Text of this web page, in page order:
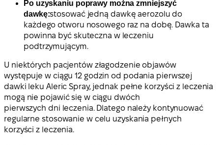
Po uzyskaniu poprawy można zmniejszyć
dawkę:stosować jedną dawkę aerozolu do
każdego otworu nosowego raz na dobę. Dawka ta
powinna być skuteczna w leczeniu
podtrzymującym.
U niektórych pacjentów złagodzenie objawów
występuje w ciągu 12 godzin od podania pierwszej
dawki leku Aleric Spray, jednak pełne korzyści z leczenia
mogą nie pojawić się w ciągu dwóch
pierwszych dni leczenia. Dlatego należy kontynuować
regularne stosowanie w celu uzyskania pełnych
korzyści z leczenia.